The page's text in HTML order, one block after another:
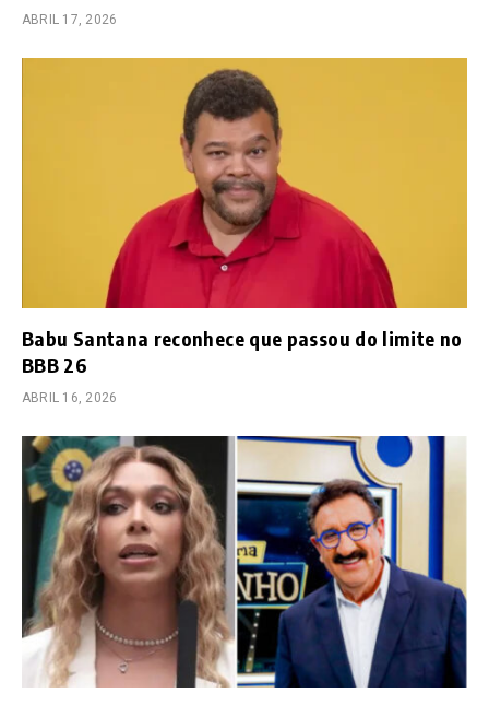
ABRIL 17, 2026
Babu Santana reconhece que passou do limite no
BBB 26
ABRIL 16, 2026